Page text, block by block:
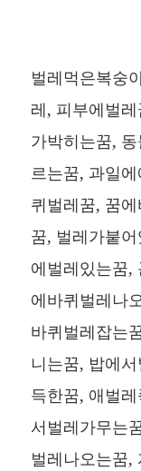
벌레먹은복숭
레, 피부에벌
가박히는꿈,
르는꿈, 과일
퀴벌레꿈, 꿈
꿈, 벌레가붙
에벌레있는꿈,
에바퀴벌레나
바퀴벌레잡는
니는꿈, 밥에
득한꿈, 애벌
서벌레가무는
벌레나오는꿈,